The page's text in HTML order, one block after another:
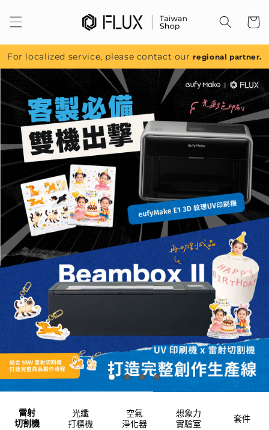
容
For localized service, please contact ourregional partner.
雷射
切割機
光纖
打標機
空氣
淨化器
想象力
實驗室
套件